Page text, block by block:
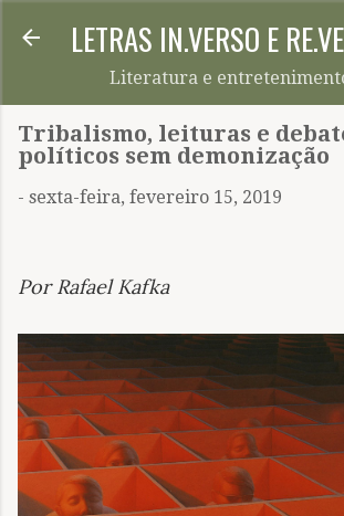
Pular para o conteúdo
LETRAS IN.VERSO E
Literatura e
Tribalismo, leituras e
políticos sem demonização
- sexta-feira, fevereiro 15, 2019
Por Rafael Kafka